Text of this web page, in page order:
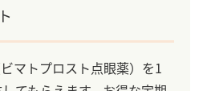
マトプロスト点眼薬）を1